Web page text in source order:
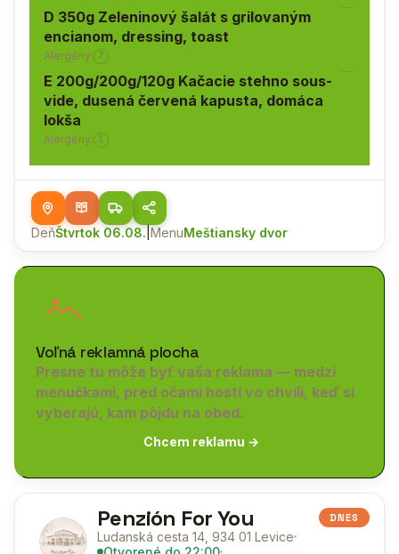
D 350g Zeleninový šalát s grilovaným
encianom, dressing, toast
Alergény: 7
E 200g/200g/120g Kačacie stehno sous-
vide, dusená červená kapusta, domáca
lokša
Alergény: 1
DeňŠtvrtok 06.08.|MenuMeštiansky dvor
Voľná reklamná plocha
Presne tu môže byť vaša reklama — medzi
menučkami, pred očami hostí vo chvíli, keď si
vyberajú, kam pôjdu na obed.
Chcem reklamu →
Penzión For You
Ludanská cesta 14, 934 01 Levice
DNES